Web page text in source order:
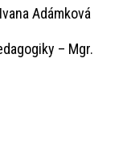
Adámková
– Mgr.